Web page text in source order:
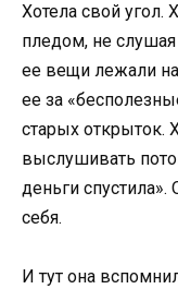
Хотела свой угол.
пледом, не
ее вещи лежали на
ее за
старых открыток.
выслушивать
деньги спустила».
себя.
И тут она